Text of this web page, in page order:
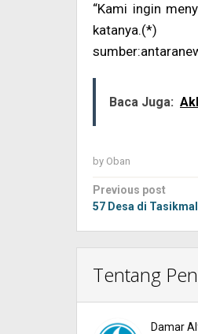
“Kami ingin
katanya.(*)
Baca Juga:
by Oban
Post
navigation
Previous post
57 Desa di
Tentang
Damar